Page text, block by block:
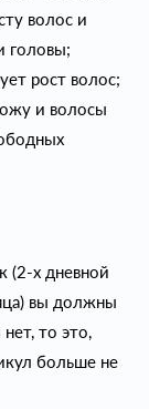
волос и
головы;
рост волос;
и волосы
(2-x дневной
вы должны
то это,
больше не